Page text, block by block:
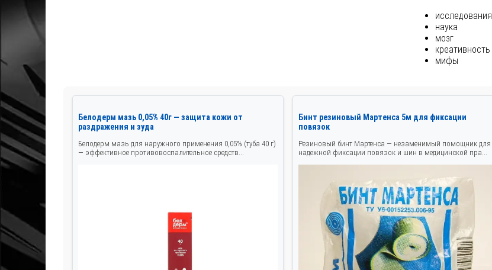
исследования
наука
мозг
креативность
мифы
Белодерм мазь 0,05% 40г — защита кожи от
раздражения и зуда
Белодерм мазь для наружного применения 0,05% (туба 40 г)
— эффективное противовоспалительное средств...
Бинт резиновый Мартенса 5м для фиксации
повязок
Резиновый бинт Мартенса — незаменимый помощник для
надежной фиксации повязок и шин в медицинской пра...